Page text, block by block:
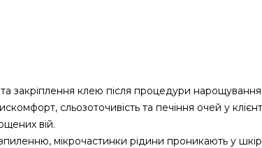
закріплення клею після процедури нарощування
сльозоточивість та печіння очей у
вій.
мікрочастинки рідини проникають у